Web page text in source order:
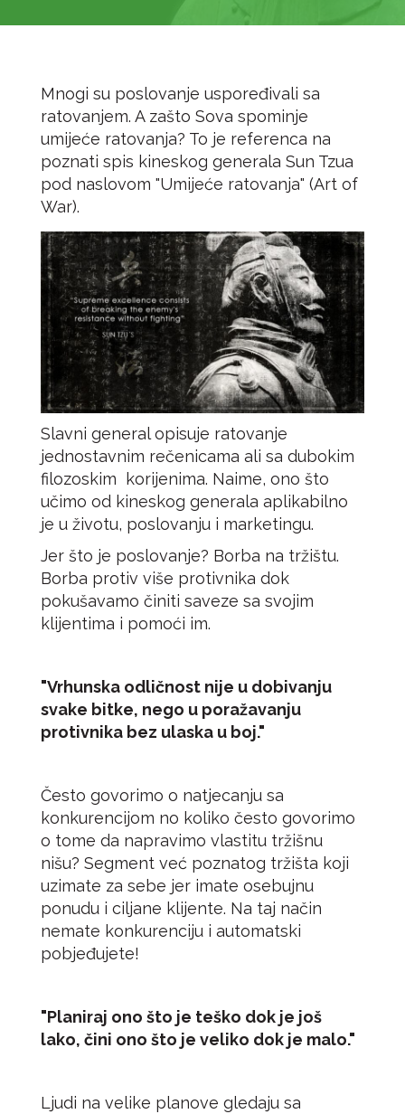
Mnogi su poslovanje uspoređivali sa
ratovanjem. A zašto Sova spominje
umijeće ratovanja? To je referenca na
poznati spis kineskog generala Sun Tzua
pod naslovom "Umijeće ratovanja" (Art of
War).
Slavni general opisuje ratovanje
jednostavnim rečenicama ali sa dubokim
filozoskim korijenima. Naime, ono što
učimo od kineskog generala aplikabilno
je u životu, poslovanju i marketingu.
Jer što je poslovanje? Borba na tržištu.
Borba protiv više protivnika dok
pokušavamo činiti saveze sa svojim
klijentima i pomoći im.
"Vrhunska odličnost nije u dobivanju
svake bitke, nego u poražavanju
protivnika bez ulaska u boj."
Često govorimo o natjecanju sa
konkurencijom no koliko često govorimo
o tome da napravimo vlastitu tržišnu
nišu? Segment već poznatog tržišta koji
uzimate za sebe jer imate osebujnu
ponudu i ciljane klijente. Na taj način
nemate konkurenciju i automatski
pobjeđujete!
"Planiraj ono što je teško dok je još
lako, čini ono što je veliko dok je malo."
Ljudi na velike planove gledaju sa